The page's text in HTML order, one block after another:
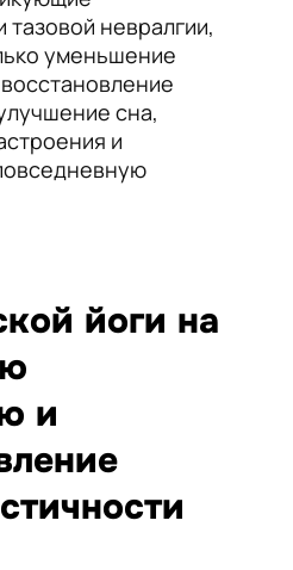
тазовой невралгии,
уменьшение
сна,
и
йоги на
и